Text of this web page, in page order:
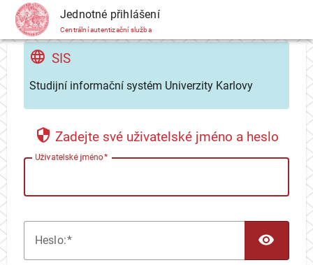
CAS Jednotné přihlášení
Centrální autentizační služba
SIS
Studijní informační systém Univerzity Karlovy
Zadejte své uživatelské jméno a heslo
Uživatelské jméno
Heslo: